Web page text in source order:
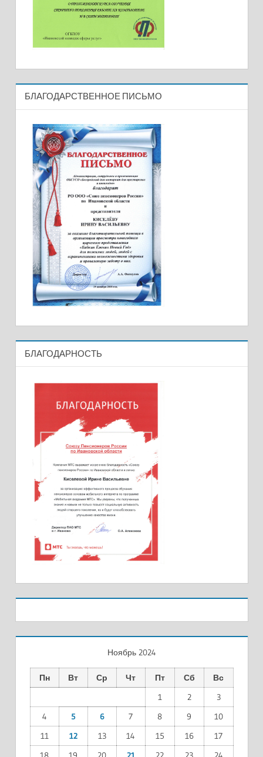
БЛАГОДАРСТВЕННОЕ ПИСЬМО
БЛАГОДАРНОСТЬ
Ноябрь 2024
Пн Вт Ср Чт Пт Сб
Вс
1
2
3
4
5 6 7 8 9
10
11
12 13 14 15 16
17